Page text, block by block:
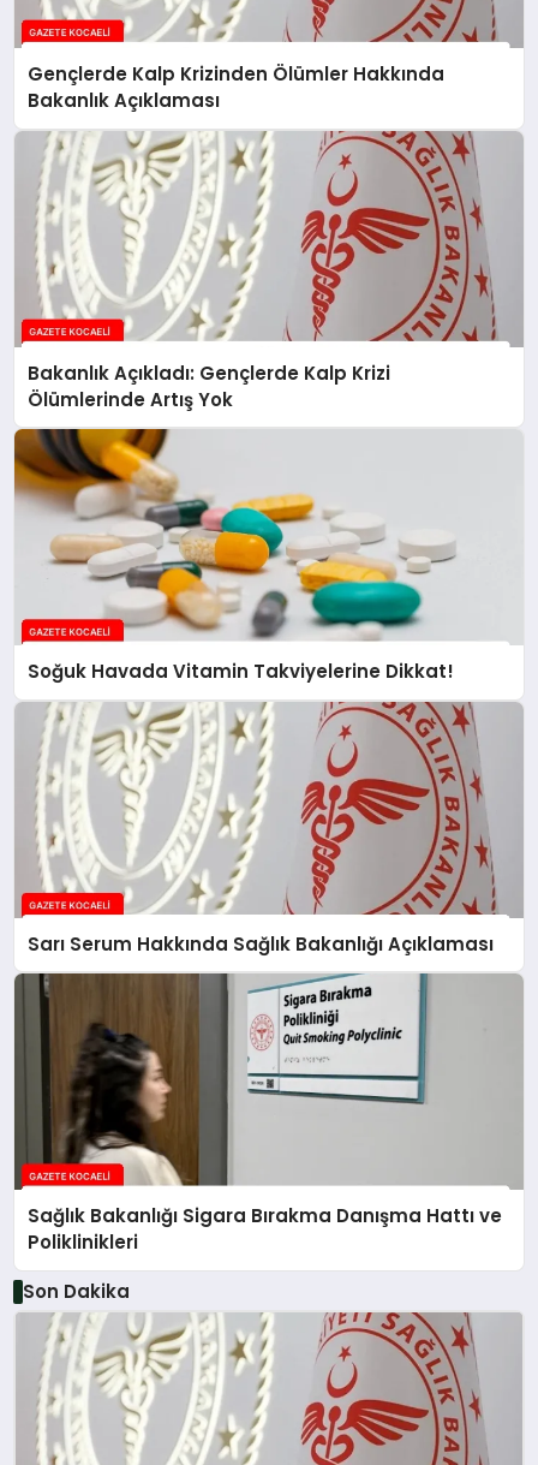
Gençlerde Kalp Krizinden Ölümler Hakkında
Bakanlık Açıklaması
Bakanlık Açıkladı: Gençlerde Kalp Krizi
Ölümlerinde Artış Yok
Soğuk Havada Vitamin Takviyelerine Dikkat!
Sarı Serum Hakkında Sağlık Bakanlığı Açıklaması
Sağlık Bakanlığı Sigara Bırakma Danışma Hattı ve
Poliklinikleri
Son Dakika